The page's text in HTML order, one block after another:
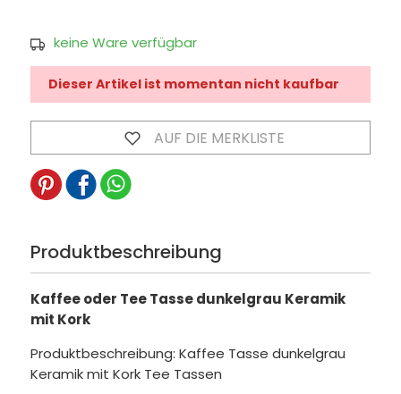
keine Ware verfügbar
Dieser Artikel ist momentan nicht kaufbar
AUF DIE MERKLISTE
Produktbeschreibung
Kaffee oder Tee Tasse dunkelgrau Keramik
mit Kork
Produktbeschreibung: Kaffee Tasse dunkelgrau
Keramik mit Kork Tee Tassen